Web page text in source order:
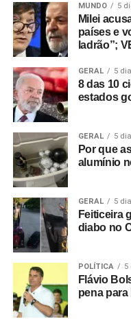
MUNDO 5
Milei
países e
ladrão”;
GERAL 5
8 das 10
estados
GERAL 5
Por que
alumínio
GERAL 5
Feiticeira
diabo no
POLÍTICA 5
Flávio
pena para